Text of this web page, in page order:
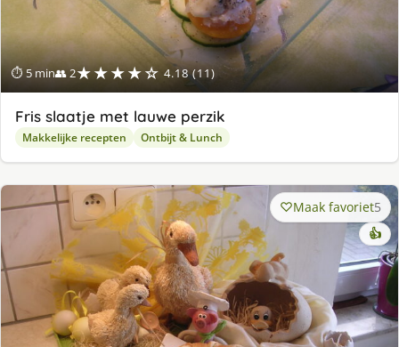
⏱ 5 min👥 2★★★★☆ 4.18 (11)
Fris slaatje met lauwe perzik
Makkelijke recepten Ontbijt & Lunch
Maak favoriet5
👍